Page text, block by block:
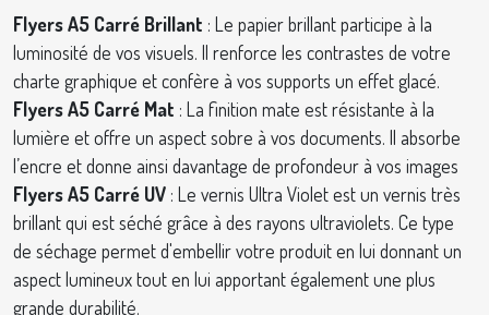
Flyers A5 Carré Brillant : Le papier brillant participe à la
luminosité de vos visuels. Il renforce les contrastes de votre
charte graphique et confère à vos supports un effet glacé.
Flyers A5 Carré Mat : La finition mate est résistante à la
lumière et offre un aspect sobre à vos documents. Il absorbe
l’encre et donne ainsi davantage de profondeur à vos images
Flyers A5 Carré UV : Le vernis Ultra Violet est un vernis très
brillant qui est séché grâce à des rayons ultraviolets. Ce type
de séchage permet d'embellir votre produit en lui donnant un
aspect lumineux tout en lui apportant également une plus
grande durabilité.